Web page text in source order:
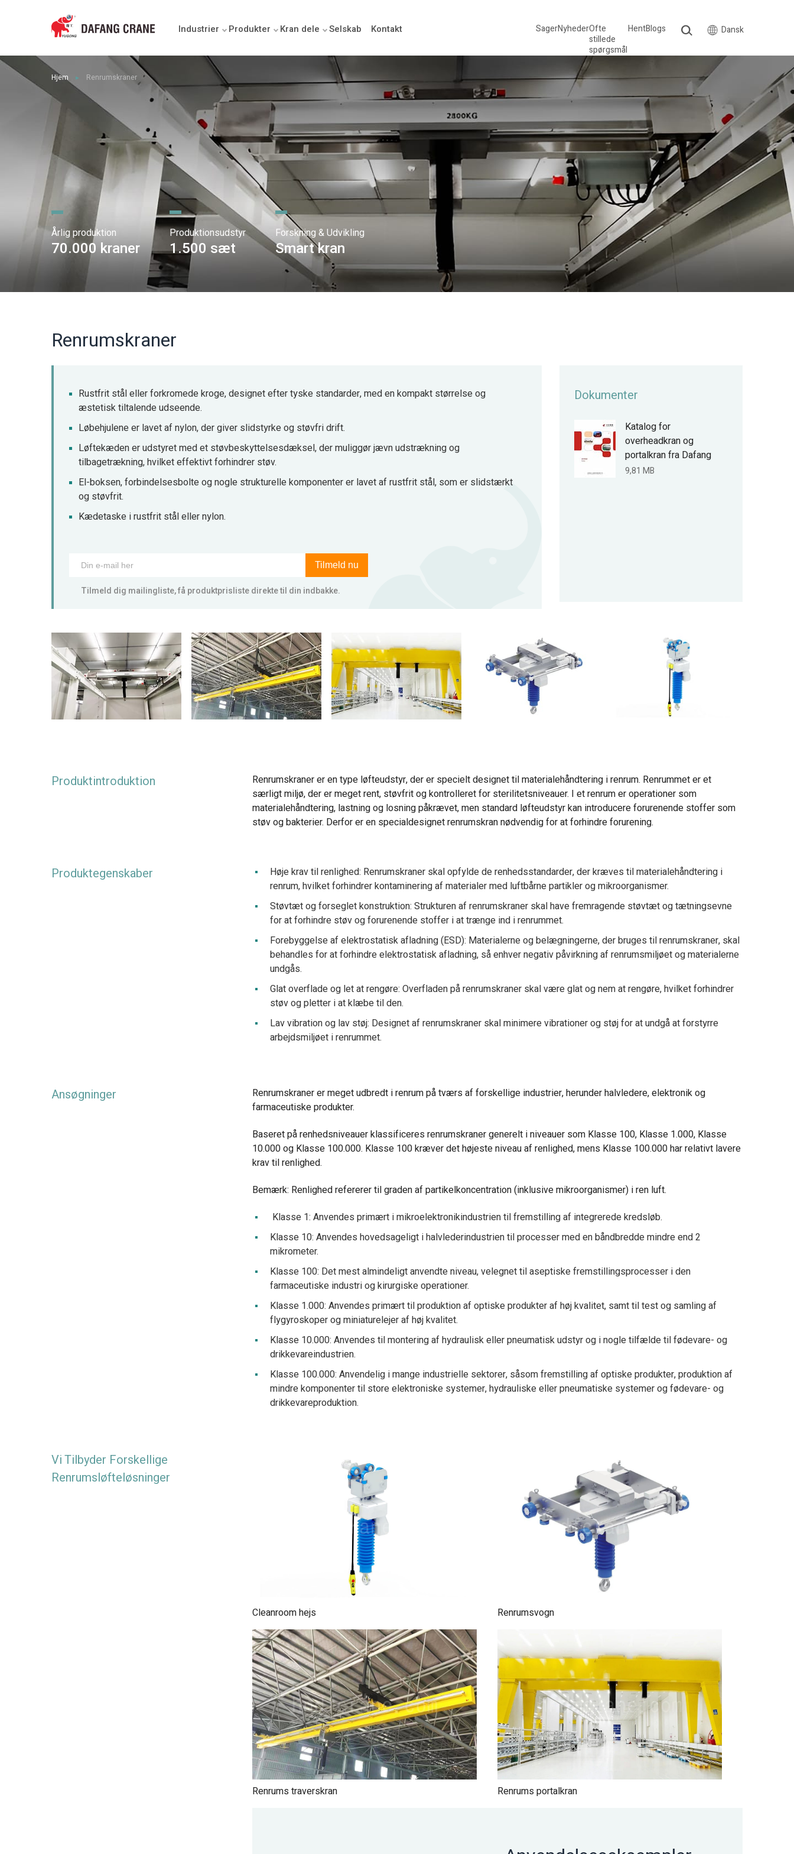
Industrier Produkter Kran dele Selskab Kontakt SagerNyhederOfte
stillede
spørgsmål
HentBlogs Dansk
Hjem ► Renrumskraner
Årlig produktion
70.000 kraner
Produktionsudstyr
1.500 sæt
Forskning & Udvikling
Smart kran
Renrumskraner
Rustfrit stål eller forkromede kroge, designet efter tyske standarder, med en kompakt størrelse og
æstetisk tiltalende udseende.
Løbehjulene er lavet af nylon, der giver slidstyrke og støvfri drift.
Løftekæden er udstyret med et støvbeskyttelsesdæksel, der muliggør jævn udstrækning og
tilbagetrækning, hvilket effektivt forhindrer støv.
El-boksen, forbindelsesbolte og nogle strukturelle komponenter er lavet af rustfrit stål, som er slidstærkt
og støvfrit.
Kædetaske i rustfrit stål eller nylon.
Tilmeld nu
Tilmeld dig mailingliste, få produktprisliste direkte til din indbakke.
Dokumenter
Katalog for
overheadkran og
portalkran fra Dafang
9,81 MB
Produktintroduktion
Renrumskraner er en type løfteudstyr, der er specielt designet til materialehåndtering i renrum. Renrummet er et
særligt miljø, der er meget rent, støvfrit og kontrolleret for sterilitetsniveauer. I et renrum er operationer som
materialehåndtering, lastning og losning påkrævet, men standard løfteudstyr kan introducere forurenende stoffer som
støv og bakterier. Derfor er en specialdesignet renrumskran nødvendig for at forhindre forurening.
Produktegenskaber
Høje krav til renlighed: Renrumskraner skal opfylde de renhedsstandarder, der kræves til materialehåndtering i
renrum, hvilket forhindrer kontaminering af materialer med luftbårne partikler og mikroorganismer.
Støvtæt og forseglet konstruktion: Strukturen af renrumskraner skal have fremragende støvtæt og tætningsevne
for at forhindre støv og forurenende stoffer i at trænge ind i renrummet.
Forebyggelse af elektrostatisk afladning (ESD): Materialerne og belægningerne, der bruges til renrumskraner, skal
behandles for at forhindre elektrostatisk afladning, så enhver negativ påvirkning af renrumsmiljøet og materialerne
undgås.
Glat overflade og let at rengøre: Overfladen på renrumskraner skal være glat og nem at rengøre, hvilket forhindrer
støv og pletter i at klæbe til den.
Lav vibration og lav støj: Designet af renrumskraner skal minimere vibrationer og støj for at undgå at forstyrre
arbejdsmiljøet i renrummet.
Ansøgninger
Renrumskraner er meget udbredt i renrum på tværs af forskellige industrier, herunder halvledere, elektronik og
farmaceutiske produkter.
Baseret på renhedsniveauer klassificeres renrumskraner generelt i niveauer som Klasse 100, Klasse 1.000, Klasse
10.000 og Klasse 100.000. Klasse 100 kræver det højeste niveau af renlighed, mens Klasse 100.000 har relativt lavere
krav til renlighed.
Bemærk: Renlighed refererer til graden af partikelkoncentration (inklusive mikroorganismer) i ren luft.
Klasse 1: Anvendes primært i mikroelektronikindustrien til fremstilling af integrerede kredsløb.
Klasse 10: Anvendes hovedsageligt i halvlederindustrien til processer med en båndbredde mindre end 2
mikrometer.
Klasse 100: Det mest almindeligt anvendte niveau, velegnet til aseptiske fremstillingsprocesser i den
farmaceutiske industri og kirurgiske operationer.
Klasse 1.000: Anvendes primært til produktion af optiske produkter af høj kvalitet, samt til test og samling af
flygyroskoper og miniaturelejer af høj kvalitet.
Klasse 10.000: Anvendes til montering af hydraulisk eller pneumatisk udstyr og i nogle tilfælde til fødevare- og
drikkevareindustrien.
Klasse 100.000: Anvendelig i mange industrielle sektorer, såsom fremstilling af optiske produkter, produktion af
mindre komponenter til store elektroniske systemer, hydrauliske eller pneumatiske systemer og fødevare- og
drikkevareproduktion.
Vi Tilbyder Forskellige
Renrumsløfteløsninger
Cleanroom hejs
Renrums traverskran
Renrumsvogn
Renrums portalkran